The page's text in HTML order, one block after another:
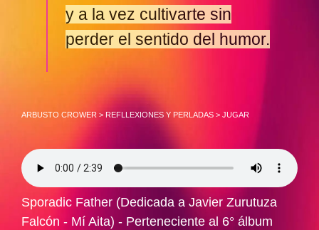
y a la vez cultivarte sin
perder el sentido del humor.
ARBUSTO CROWER > REFLLEXIONES Y PERLADAS > JUGAR
Sporadic Father (Dedicada a Javier Zurutuza
Falcón - Mí Aita) - Perteneciente al 6° álbum